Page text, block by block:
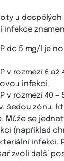
u
infekce
do 5 mg/l je
v rozmezí 6 až
infekci;
v rozmezí 40 –
šedou zónu,
Může se
(například
infekci.
zvolí další